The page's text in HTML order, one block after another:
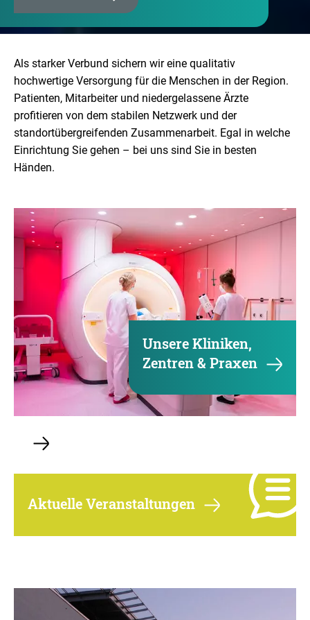
Als starker Verbund sichern wir eine qualitativ
hochwertige Versorgung für die Menschen in der Region.
Patienten, Mitarbeiter und niedergelassene Ärzte
profitieren von dem stabilen Netzwerk und der
standortübergreifenden Zusammenarbeit. Egal in welche
Einrichtung Sie gehen – bei uns sind Sie in besten
Händen.
Unsere Kliniken,
Zentren & Praxen
Aktuelle Veranstaltungen